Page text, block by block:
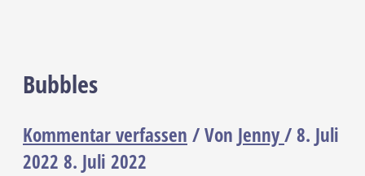
Bubbles
Kommentar verfassen / Von Jenny/8. Juli
2022 8. Juli 2022